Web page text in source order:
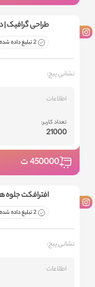
طراحی گرافیک |
2 تبلیغ داده شده
نشانی پیج:
اطلاعات
تعداد کاربر:
21000
450000ت
افترافکت جلوه
2 تبلیغ داده شده
نشانی پیج:
اطلاعات